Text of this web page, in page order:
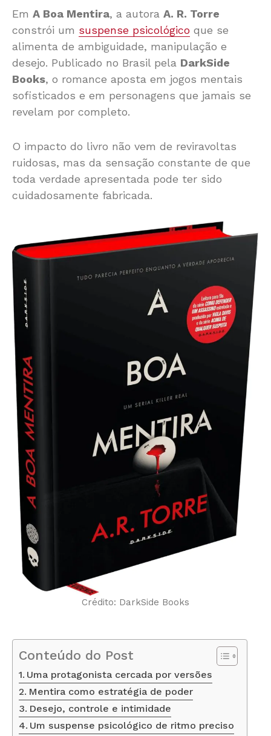
Em A Boa Mentira, a autora A. R. Torre
constrói um suspense psicológico que se
alimenta de ambiguidade, manipulação e
desejo. Publicado no Brasil pela DarkSide
Books, o romance aposta em jogos mentais
sofisticados e em personagens que jamais se
revelam por completo.
O impacto do livro não vem de reviravoltas
ruidosas, mas da sensação constante de que
toda verdade apresentada pode ter sido
cuidadosamente fabricada.
Crédito: DarkSide Books
Conteúdo do Post
Uma protagonista cercada por versões
Mentira como estratégia de poder
Desejo, controle e intimidade
Um suspense psicológico de ritmo preciso